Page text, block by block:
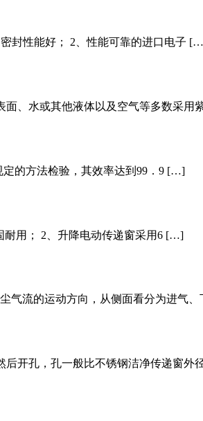
封性能好； 2、性能可靠的进口电子
面、水或其他液体以及空气等多数采用
的方法检验，其效率达到99．9 […]
耐用； 2、升降电动传递窗采用6 […]
气流的运动方向，从侧面看分为进气
后开孔，孔一般比不锈钢洁净传递窗外